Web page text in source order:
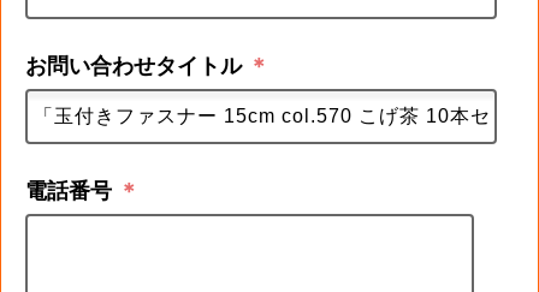
お問い合わせタイトル ＊
電話番号 ＊